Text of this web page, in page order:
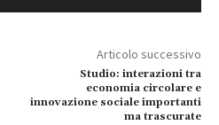
Articolo successivo
Studio: interazioni tra
economia circolare e
innovazione sociale importanti
ma trascurate